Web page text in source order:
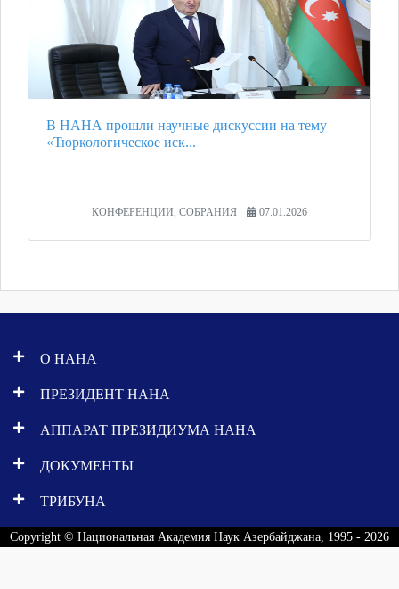
В НАНА прошли научные дискуссии на тему
«Тюркологическое иск...
КОНФЕРЕНЦИИ, СОБРАНИЯ 07.01.2026
О НАНА
ПРЕЗИДЕНТ НАНА
АППАРАТ ПРЕЗИДИУМА НАНА
ДОКУМЕНТЫ
ТРИБУНА
Copyright © Национальная Академия Наук Азербайджана, 1995 - 2026